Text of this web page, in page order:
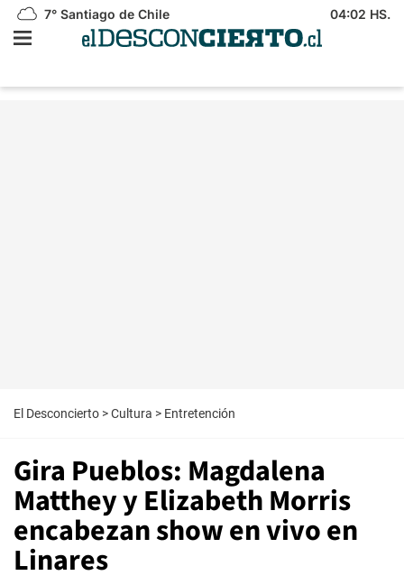
7° Santiago de Chile 04:02 HS.
El Desconcierto >Cultura > Entretención
Gira Pueblos: Magdalena
Matthey y Elizabeth Morris
encabezan show en vivo en
Linares